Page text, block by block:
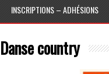
INSCRIPTIONS – ADHÉSIONS
Danse country